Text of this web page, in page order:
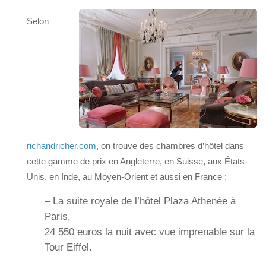
Selon
richandricher.com, on trouve des chambres d’hôtel dans
cette gamme de prix en Angleterre, en Suisse, aux États-
Unis, en Inde, au Moyen-Orient et aussi en France :
– La suite royale de l’hôtel Plaza Athenée à
Paris,
24 550 euros la nuit avec vue imprenable sur la
Tour Eiffel.